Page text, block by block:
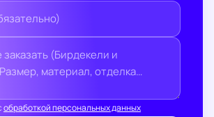
обработкой персональных данных